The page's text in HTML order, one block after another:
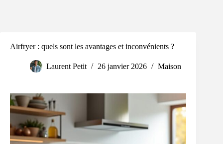
Airfryer : quels sont les avantages et inconvénients ?
Laurent Petit 26 janvier 2026 Maison